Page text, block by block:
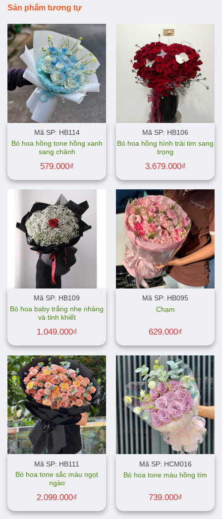
Sản phẩm tương tự
Mã SP: HB114
Bó hoa hồng tone hồng xanh
sang chảnh
579.000₫
Mã SP: HB106
Bó hoa hồng hình trái tim sang
trọng
3.679.000₫
Mã SP: HB109
Bó hoa baby trắng nhẹ nhàng
và tinh khiết
1.049.000₫
Mã SP: HB095
Chạm
629.000₫
Mã SP: HB111
Bó hoa tone sắc màu ngọt
ngào
2.099.000₫
Mã SP: HCM016
Bó hoa tone màu hồng tím
739.000₫